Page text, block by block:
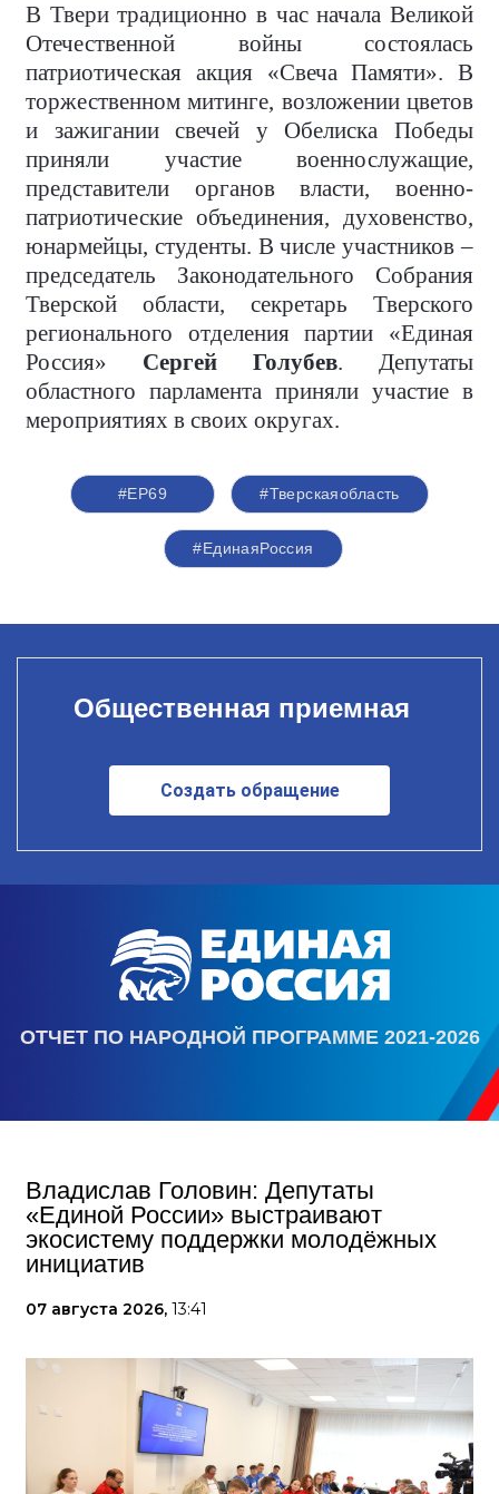
В Твери традиционно в час начала Великой
Отечественной войны состоялась
патриотическая акция «Свеча Памяти». В
торжественном митинге, возложении цветов
и зажигании свечей у Обелиска Победы
приняли участие военнослужащие,
представители органов власти, военно-
патриотические объединения, духовенство,
юнармейцы, студенты. В числе участников –
председатель Законодательного Собрания
Тверской области, секретарь Тверского
регионального отделения партии «Единая
Россия» Сергей Голубев. Депутаты
областного парламента приняли участие в
мероприятиях в своих округах.
#ЕР69 #Тверскаяобласть
#‎ЕдинаяРоссия
Общественная приемная
Создать обращение
ОТЧЕТ ПО НАРОДНОЙ ПРОГРАММЕ 2021-2026
Владислав Головин: Депутаты
«Единой России» выстраивают
экосистему поддержки молодёжных
инициатив
07 августа 2026, 13:41